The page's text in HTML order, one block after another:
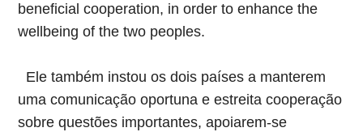
beneficial cooperation, in order to enhance the
wellbeing of the two peoples.
Ele também instou os dois países a manterem
uma comunicação oportuna e estreita cooperação
sobre questões importantes, apoiarem-se